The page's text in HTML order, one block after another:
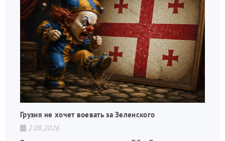
Грузия не хочет воевать за Зеленского
2.08.2026